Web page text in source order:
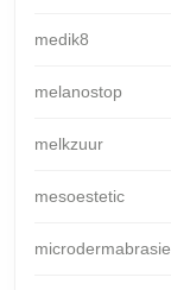
medik8
melanostop
melkzuur
mesoestetic
microdermabrasie